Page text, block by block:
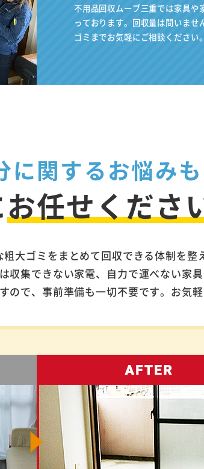
不用品回収ムーブ三重では家具
っております。回収量は問いま
ゴミまでお気軽にご相談ください
に関するお悩みも
お任せくださ
大ゴミをまとめて回収できる体制を整
集できない家電、自力で運べない家具
で、事前準備も一切不要です。お気軽